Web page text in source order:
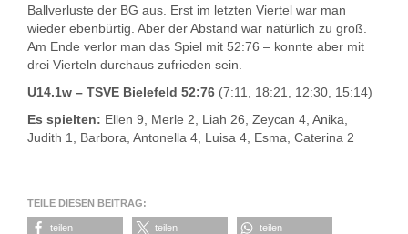
Ballverluste der BG aus. Erst im letzten Viertel war man
wieder ebenbürtig. Aber der Abstand war natürlich zu groß.
Am Ende verlor man das Spiel mit 52:76 – konnte aber mit
drei Vierteln durchaus zufrieden sein.
U14.1w – TSVE Bielefeld 52:76 (7:11, 18:21, 12:30, 15:14)
Es spielten: Ellen 9, Merle 2, Liah 26, Zeycan 4, Anika,
Judith 1, Barbora, Antonella 4, Luisa 4, Esma, Caterina 2
TEILE DIESEN BEITRAG:
teilen teilen teilen